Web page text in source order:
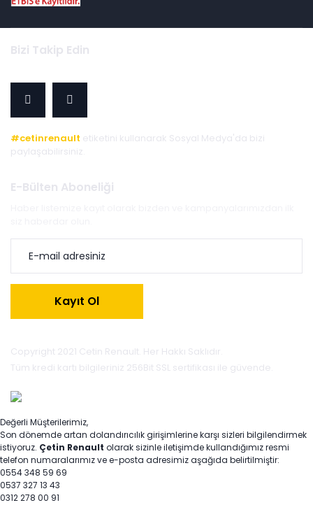
Bizi Takip Edin
#cetinrenault etiketini kullanarak Sosyal Medya'da bizi
paylaşabilirsiniz.
E-Bülten Aboneliği
Kayıt Ol
Copyright 2021 Cetin Renault. Her Hakkı Saklıdır.
Tüm kredi kartı bilgileriniz 256Bit SSL sertifikası ile güvende.
Değerli Müşterilerimiz,
Son dönemde artan dolandırıcılık girişimlerine karşı sizleri bilgilendirmek
istiyoruz. Çetin Renault olarak sizinle iletişimde kullandığımız resmi
telefon numaralarımız ve e-posta adresimiz aşağıda belirtilmiştir:
0554 348 59 69
0537 327 13 43
0312 278 00 91